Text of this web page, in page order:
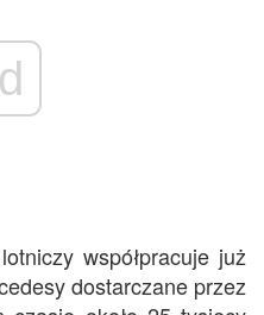
współpracuje już
dostarczane przez